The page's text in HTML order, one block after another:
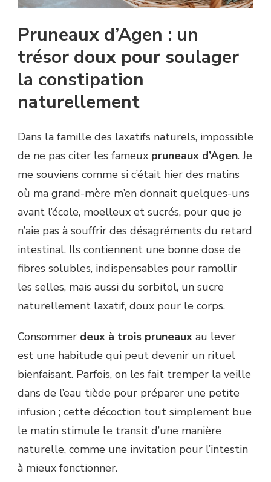
Pruneaux d’Agen : un
trésor doux pour soulager
la constipation
naturellement
Dans la famille des laxatifs naturels, impossible
de ne pas citer les fameux pruneaux d’Agen. Je
me souviens comme si c’était hier des matins
où ma grand-mère m’en donnait quelques-uns
avant l’école, moelleux et sucrés, pour que je
n’aie pas à souffrir des désagréments du retard
intestinal. Ils contiennent une bonne dose de
fibres solubles, indispensables pour ramollir
les selles, mais aussi du sorbitol, un sucre
naturellement laxatif, doux pour le corps.
Consommer deux à trois pruneaux au lever
est une habitude qui peut devenir un rituel
bienfaisant. Parfois, on les fait tremper la veille
dans de l’eau tiède pour préparer une petite
infusion ; cette décoction tout simplement bue
le matin stimule le transit d’une manière
naturelle, comme une invitation pour l’intestin
à mieux fonctionner.